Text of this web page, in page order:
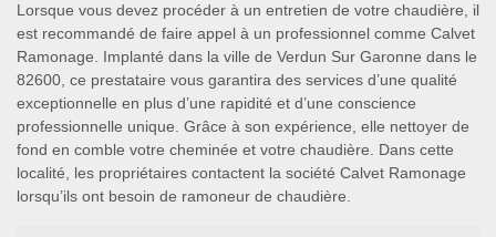
Lorsque vous devez procéder à un entretien de votre chaudière, il
est recommandé de faire appel à un professionnel comme Calvet
Ramonage. Implanté dans la ville de Verdun Sur Garonne dans le
82600, ce prestataire vous garantira des services d’une qualité
exceptionnelle en plus d’une rapidité et d’une conscience
professionnelle unique. Grâce à son expérience, elle nettoyer de
fond en comble votre cheminée et votre chaudière. Dans cette
localité, les propriétaires contactent la société Calvet Ramonage
lorsqu’ils ont besoin de ramoneur de chaudière.